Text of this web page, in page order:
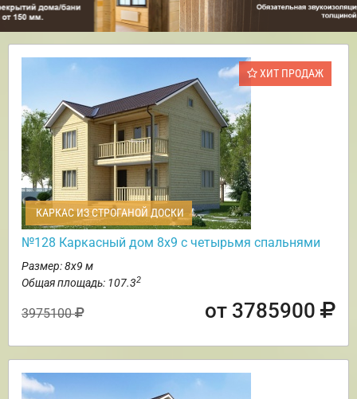
ХИТ ПРОДАЖ
КАРКАС ИЗ СТРОГАНОЙ ДОСКИ
№128 Каркасный дом 8х9 с четырьмя спальнями
Размер: 8х9 м
Общая площадь: 107.32
3975100 от 3785900